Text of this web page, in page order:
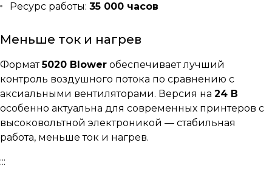
Ресурс работы: 35 000 часов
Меньше ток и нагрев
Формат5020 Blower обеспечивает лучший
контроль воздушного потока по сравнению с
аксиальными вентиляторами. Версия на 24 В
особенно актуальна для современных принтеров с
высоковольтной электроникой — стабильная
работа, меньше ток и нагрев.
:::